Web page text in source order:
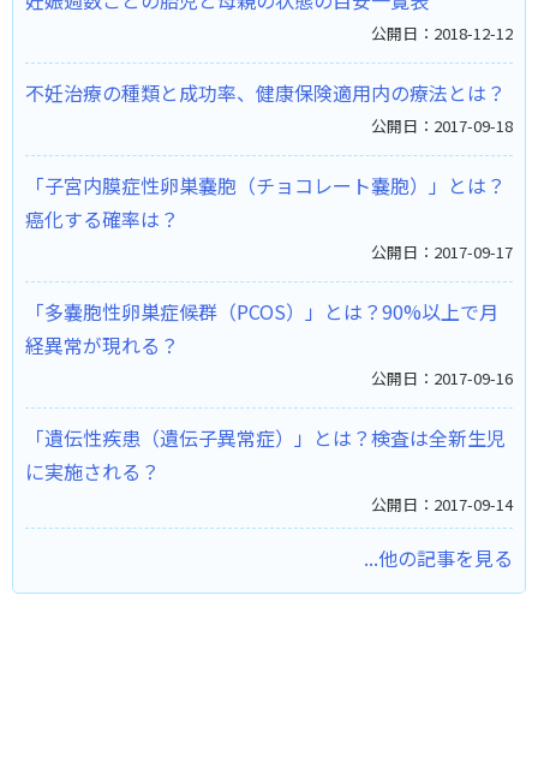
公開日：2018-12-12
不妊治療の種類と成功率、健康保険適用内の療法とは？
公開日：2017-09-18
「子宮内膜症性卵巣嚢胞（チョコレート嚢胞）」とは？
癌化する確率は？
公開日：2017-09-17
「多嚢胞性卵巣症候群（PCOS）」とは？90%以上で月
経異常が現れる？
公開日：2017-09-16
「遺伝性疾患（遺伝子異常症）」とは？検査は全新生児
に実施される？
公開日：2017-09-14
...他の記事を見る